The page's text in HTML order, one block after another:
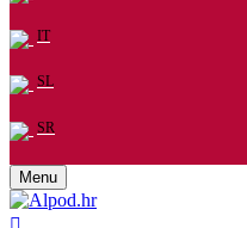
IT
SL
SR
Menu